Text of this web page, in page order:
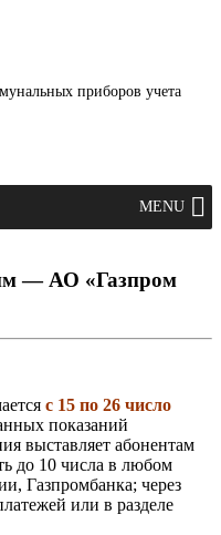
приборов учета
MENU
— АО «Газпром
с 15 по 26 число
показаний
выставляет абонентам
до 10 числа в любом
Газпромбанка; через
или в разделе